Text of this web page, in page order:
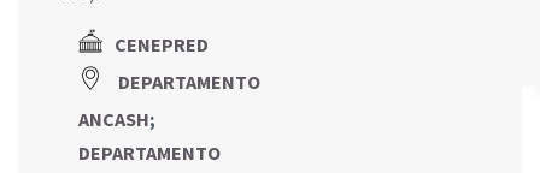
CENEPRED
DEPARTAMENTO
ANCASH;
DEPARTAMENTO